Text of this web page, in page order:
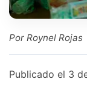
Por Roynel Rojas
Publicado el 3